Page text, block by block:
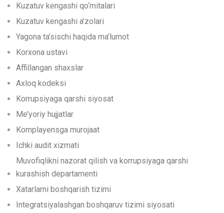
Kuzatuv kengashi qo‘mitalari
Kuzatuv kengashi a’zolari
Yagona ta’sischi haqida ma’lumot
Korxona ustavi
Affillangan shaxslar
Axloq kodeksi
Korrupsiyaga qarshi siyosat
Me’yoriy hujjatlar
Komplayensga murojaat
Ichki audit xizmati
Muvofiqlikni nazorat qilish va korrupsiyaga qarshi
kurashish departamenti
Xatarlarni boshqarish tizimi
Integratsiyalashgan boshqaruv tizimi siyosati